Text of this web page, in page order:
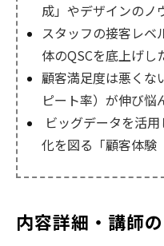
成」やデザインのノ
スタッフの接客レベ
体のQSCを底上げし
顧客満足度は悪くな
ピート率）が伸び悩
ビッグデータを活
化を図る「顧客体験
内容詳細・講師